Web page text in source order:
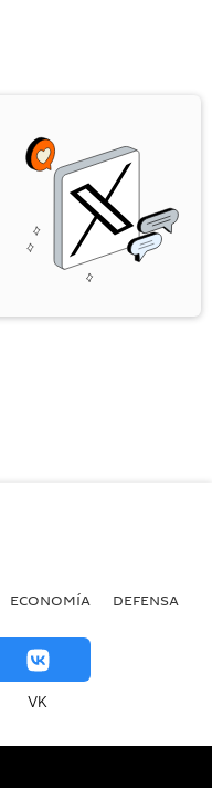
ECONOMÍA DEFENSA
VK